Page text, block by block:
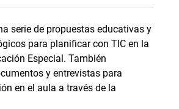
serie de propuestas educativas y
para planificar con TIC en la
Especial. También
y entrevistas para
en el aula a través de la